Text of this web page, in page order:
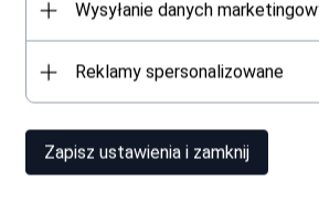
125,00PLN
Wysyłanie danych
Reklamy spersonalizowane
Zapisz ustawienia i zamknij